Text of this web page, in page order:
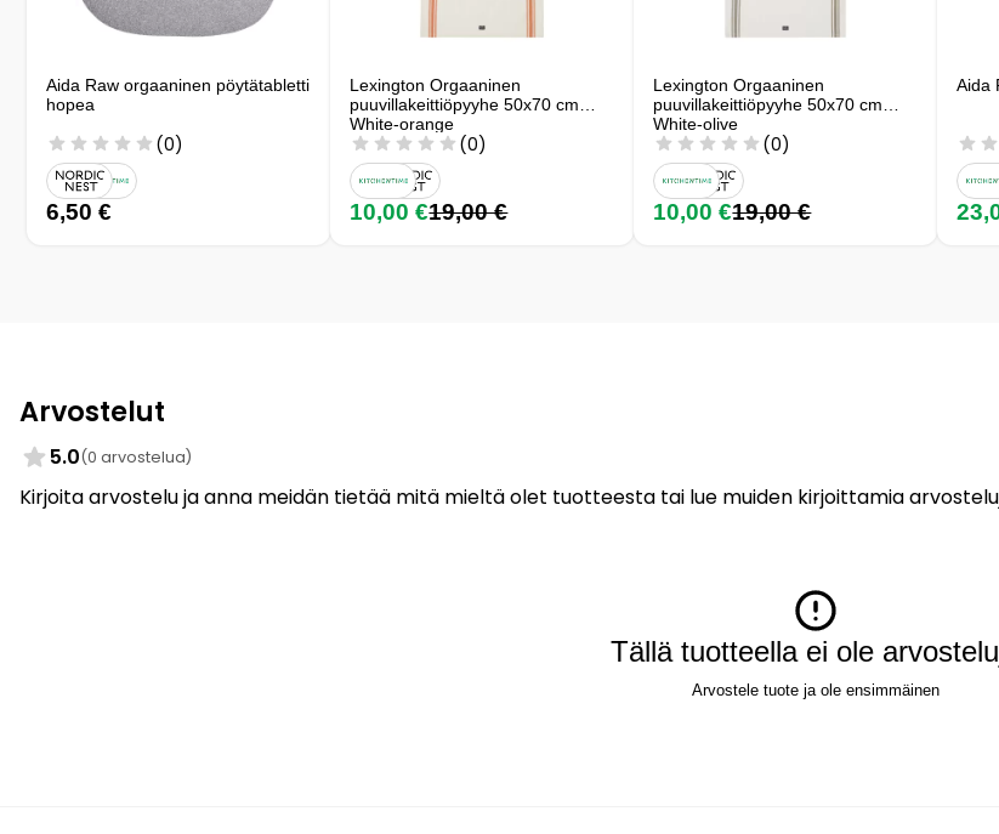
Aida Raw orgaaninen pöytätabletti
hopea
(0)
6,50 €
Lexington Orgaaninen
puuvillakeittiöpyyhe 50x70 cm
White-orange
(0)
10,00 €19,00 €
Lexington Orgaaninen
puuvillakeittiöpyyhe 50x70 cm
White-olive
(0)
10,00 €19,00 €
Aida
Arvostelut
5.0(0 arvostelua)
Kirjoita arvostelu ja anna meidän tietää mitä mieltä olet tuotteesta tai lue muiden kirjoittamia
Tällä tuotteella ei ole
Arvostele tuote ja ole ensimmäinen